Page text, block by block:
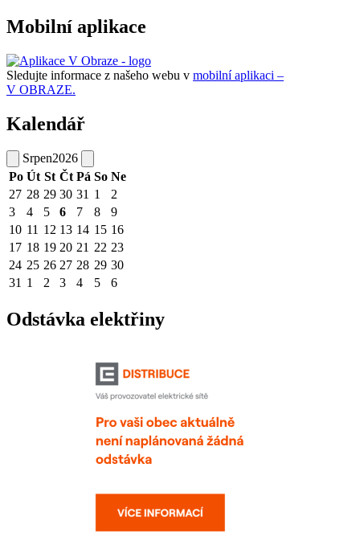
Mobilní aplikace
Sledujte informace z našeho webu v mobilní aplikaci –
V OBRAZE.
Kalendář
Srpen2026
Po Út St Čt Pá So Ne
27 28 29 30 31 1
2
3
4 5 6 7 8
9
10 11 12 13 14 15 16
17 18 19 20 21 22 23
24 25 26 27 28 29 30
31 1 2 3 4 5 6
Odstávka elektřiny